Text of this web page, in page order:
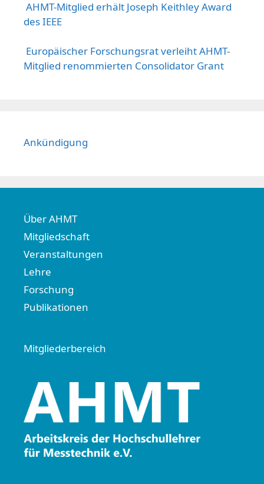
AHMT-Mitglied erhält Joseph Keithley Award
des IEEE
Europäischer Forschungsrat verleiht AHMT-
Mitglied renommierten Consolidator Grant
Ankündigung
Über AHMT
Mitgliedschaft
Veranstaltungen
Lehre
Forschung
Publikationen
Mitgliederbereich